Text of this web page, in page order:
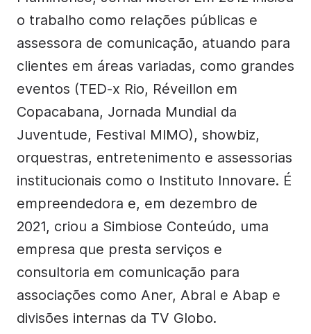
o trabalho como relações públicas e
assessora de comunicação, atuando para
clientes em áreas variadas, como grandes
eventos (TED-x Rio, Réveillon em
Copacabana, Jornada Mundial da
Juventude, Festival MIMO), showbiz,
orquestras, entretenimento e assessorias
institucionais como o Instituto Innovare. É
empreendedora e, em dezembro de
2021, criou a Simbiose Conteúdo, uma
empresa que presta serviços e
consultoria em comunicação para
associações como Aner, Abral e Abap e
divisões internas da TV Globo.